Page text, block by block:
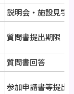
説明会・施設見学
質問書提出期限
質問書回答
参加申請書等提出